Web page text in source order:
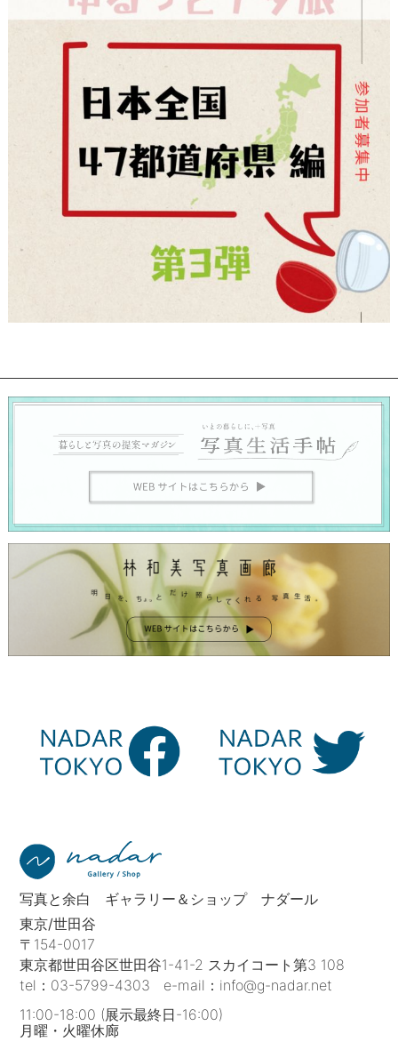
写真と余白 ギャラリー＆ショップ ナダール
東京/世田谷
〒154-0017
東京都世田谷区世田谷1-41-2 スカイコート第3 108
tel： 03-5799-4303 e-mail： info@g-nadar.net
11:00-18:00 (展示最終日-16:00)
月曜・火曜休廊